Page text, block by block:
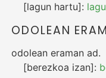
[lagun hartu]:
ODOLEAN
odolean eraman ad.
[berezkoa izan]: